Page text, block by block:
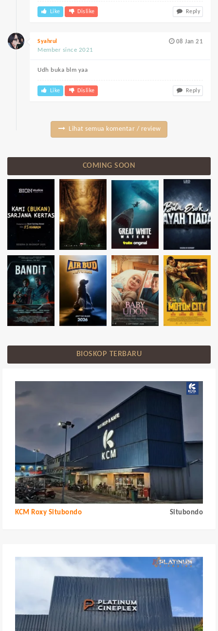
Like Dislike Reply
08 Jan 21
Syahrul
Member since 2021
Udh buka blm yaa
Like Dislike Reply
Lihat semua komentar / review
COMING SOON
BIOSKOP TERBARU
KCM Roxy Situbondo Situbondo